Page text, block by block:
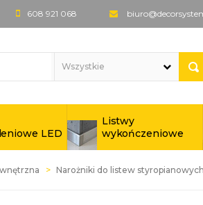
608 921 068
LED
Listwy
wykończeniowe
Narożniki do listew styropianowych